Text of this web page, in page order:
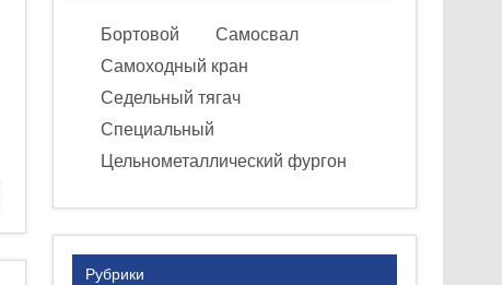
Бортовой
Самосвал
Самоходный кран
Седельный тягач
Специальный
Цельнометаллический фургон
Рубрики